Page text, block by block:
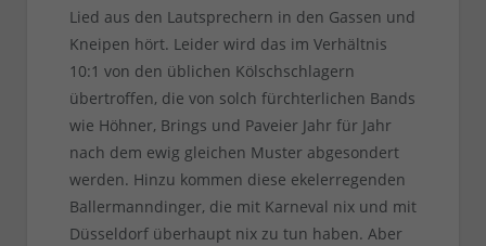
Lied aus den Lautsprechern in den Gassen und
Kneipen hört. Leider wird das im Verhältnis
10:1 von den üblichen Kölschschlagern
übertroffen, die von solch fürchterlichen Bands
wie Höhner, Brings und Paveier Jahr für Jahr
nach dem ewig gleichen Muster abgesondert
werden. Hinzu kommen diese ekelerregenden
Ballermanndinger, die mit Karneval nix und mit
Düsseldorf überhaupt nix zu tun haben. Aber